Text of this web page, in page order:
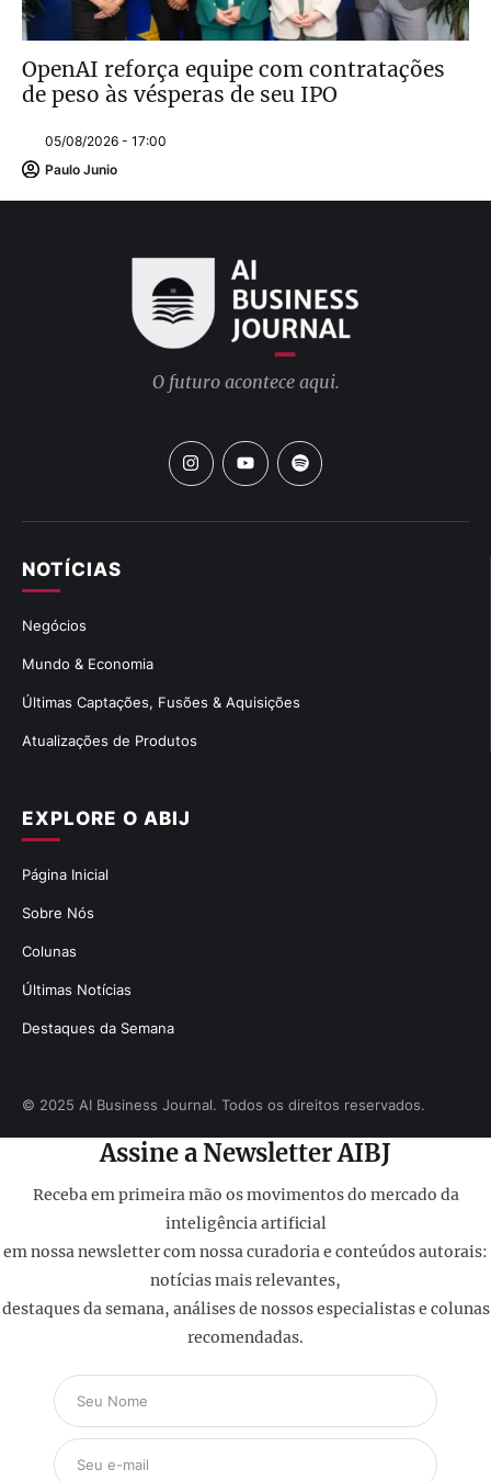
OpenAI reforça equipe com contratações
de peso às vésperas de seu IPO
05/08/2026 - 17:00
Paulo Junio
EXPLORE O ABIJ
Página Inicial
Sobre Nós
Colunas
Últimas Notícias
Destaques da Semana
NOTÍCIAS
Negócios
Mundo & Economia
Últimas Captações, Fusões & Aquisições
Atualizações de Produtos
O futuro acontece aqui.
© 2025 AI Business Journal. Todos os direitos reservados.
Assine a Newsletter AIBJ
Receba em primeira mão os movimentos do mercado da
inteligência artificial
em nossa newsletter com nossa curadoria e conteúdos autorais:
notícias mais relevantes,
destaques da semana, análises de nossos especialistas e colunas
recomendadas.